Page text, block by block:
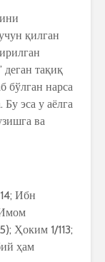
қилган
деган тақиқ
бўлган нарса
эса у аёлга
ва
Ибн
Ҳоким 1/113;
ҳам